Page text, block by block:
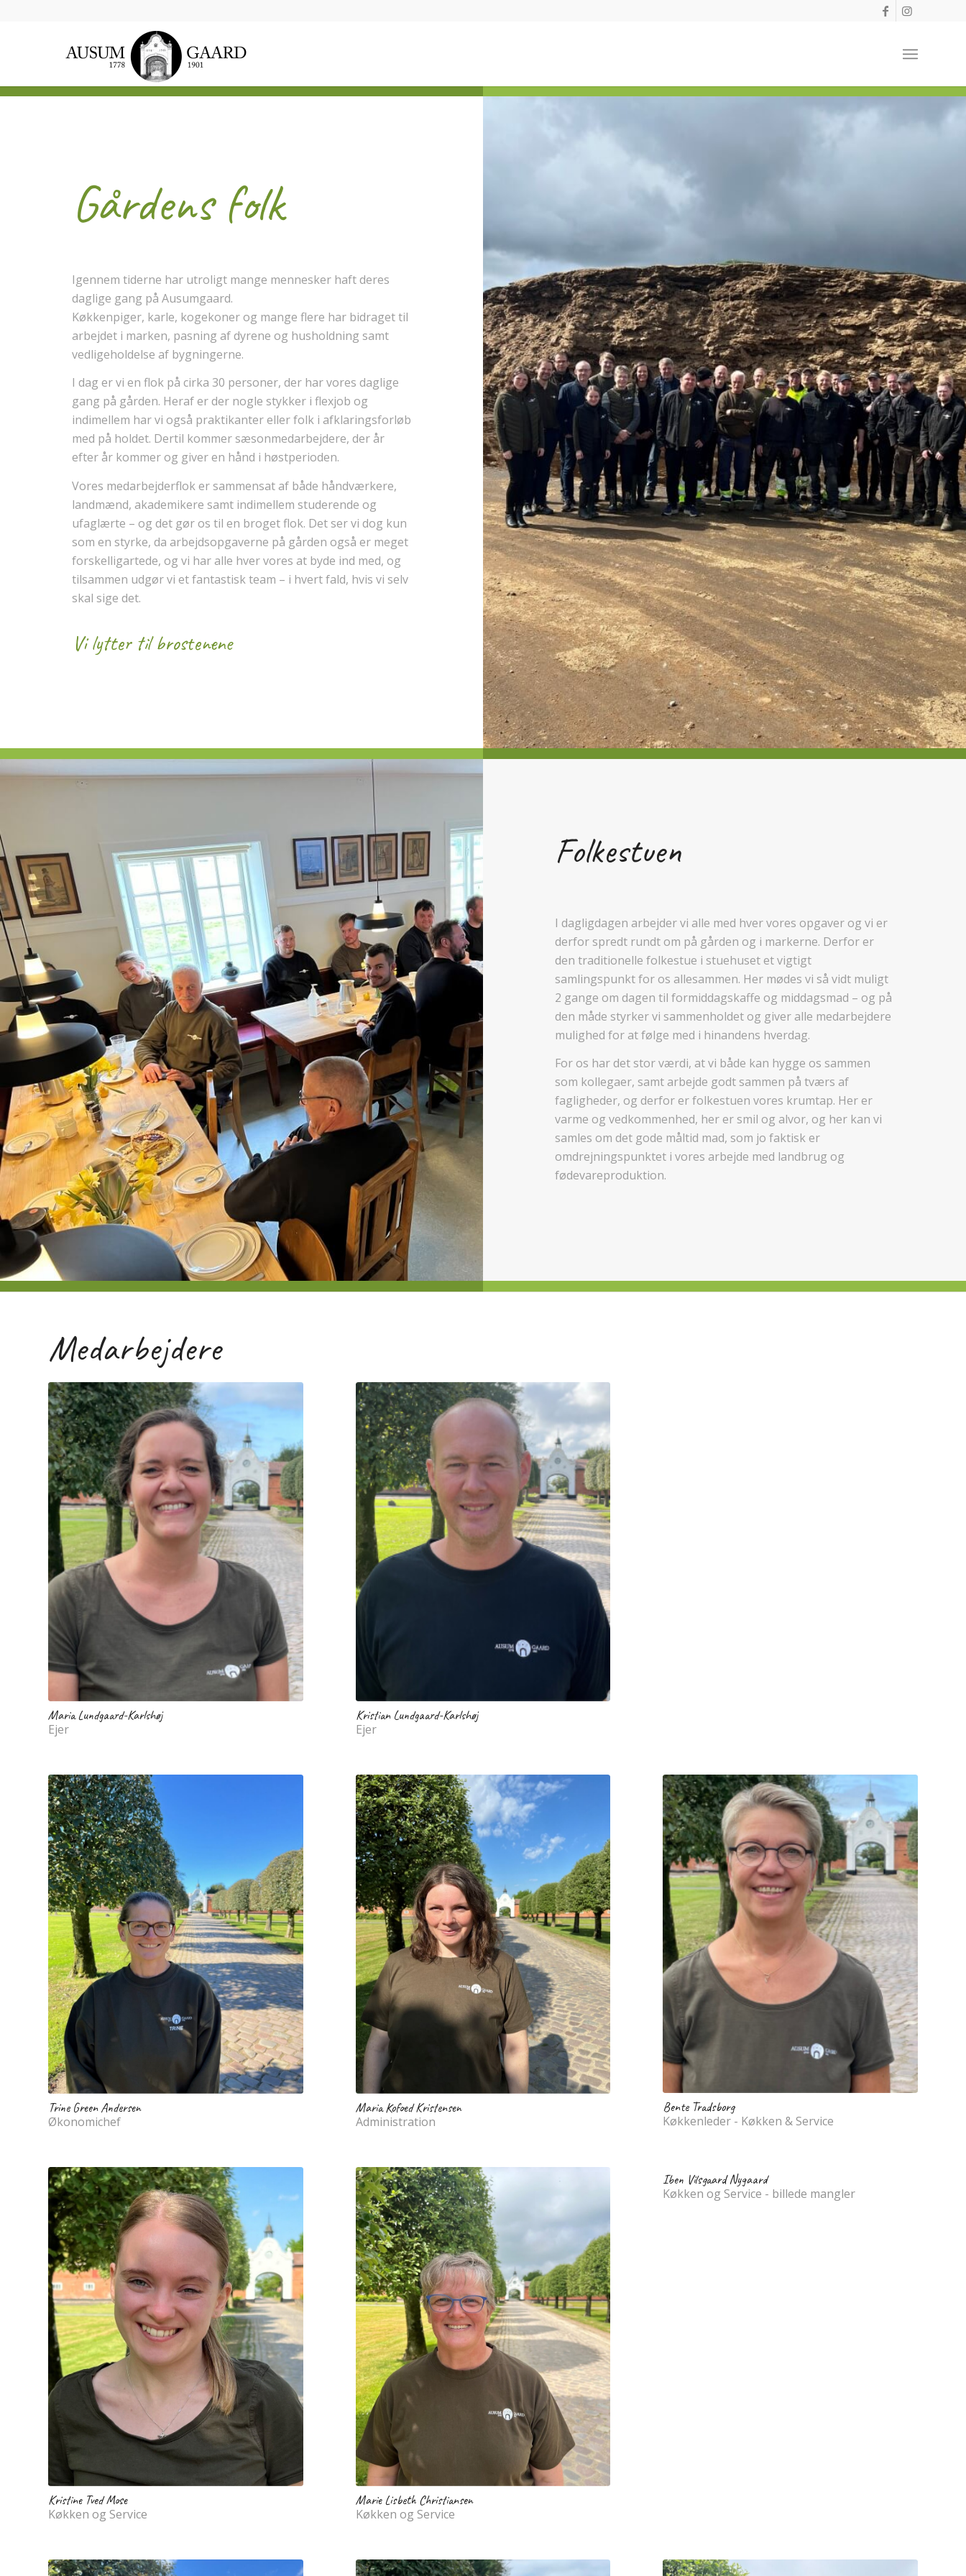
Gårdens folk
Igennem tiderne har utroligt mange mennesker haft deres
daglige gang på Ausumgaard.
Køkkenpiger, karle, kogekoner og mange flere har bidraget til
arbejdet i marken, pasning af dyrene og husholdning samt
vedligeholdelse af bygningerne.
I dag er vi en flok på cirka 30 personer, der har vores daglige
gang på gården. Heraf er der nogle stykker i flexjob og
indimellem har vi også praktikanter eller folk i afklaringsforløb
med på holdet. Dertil kommer sæsonmedarbejdere, der år
efter år kommer og giver en hånd i høstperioden.
Vores medarbejderflok er sammensat af både håndværkere,
landmænd, akademikere samt indimellem studerende og
ufaglærte – og det gør os til en broget flok. Det ser vi dog kun
som en styrke, da arbejdsopgaverne på gården også er meget
forskelligartede, og vi har alle hver vores at byde ind med, og
tilsammen udgør vi et fantastisk team – i hvert fald, hvis vi selv
skal sige det.
Vi lytter til brostenene
Folkestuen
I dagligdagen arbejder vi alle med hver vores opgaver og vi er
derfor spredt rundt om på gården og i markerne. Derfor er
den traditionelle folkestue i stuehuset et vigtigt
samlingspunkt for os allesammen. Her mødes vi så vidt muligt
2 gange om dagen til formiddagskaffe og middagsmad – og på
den måde styrker vi sammenholdet og giver alle medarbejdere
mulighed for at følge med i hinandens hverdag.
For os har det stor værdi, at vi både kan hygge os sammen
som kollegaer, samt arbejde godt sammen på tværs af
fagligheder, og derfor er folkestuen vores krumtap. Her er
varme og vedkommenhed, her er smil og alvor, og her kan vi
samles om det gode måltid mad, som jo faktisk er
omdrejningspunktet i vores arbejde med landbrug og
fødevareproduktion.
Medarbejdere
Maria Lundgaard-Karlshøj
Ejer
Kristian Lundgaard-Karlshøj
Ejer
Trine Green Andersen
Økonomichef
Maria Kofoed Kristensen
Administration
Bente Tradsborg
Køkkenleder - Køkken & Service
Kristine Tved Mose
Køkken og Service
Marie Lisbeth Christiansen
Køkken og Service
Iben Vilsgaard Nygaard
Køkken og Service - billede mangler